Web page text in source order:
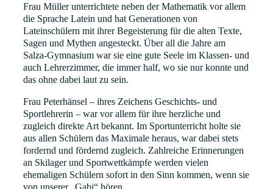
Frau Müller unterrichtete neben der Mathematik vor allem
die Sprache Latein und hat Generationen von
Lateinschülern mit ihrer Begeisterung für die alten Texte,
Sagen und Mythen angesteckt. Über all die Jahre am
Salza-Gymnasium war sie eine gute Seele im Klassen- und
auch Lehrerzimmer, die immer half, wo sie nur konnte und
das ohne dabei laut zu sein.
Frau Peterhänsel – ihres Zeichens Geschichts- und
Sportlehrerin – war vor allem für ihre herzliche und
zugleich direkte Art bekannt. Im Sportunterricht holte sie
aus allen Schülern das Maximale heraus, war dabei stets
fordernd und fördernd zugleich. Zahlreiche Erinnerungen
an Skilager und Sportwettkämpfe werden vielen
ehemaligen Schülern sofort in den Sinn kommen, wenn sie
von unserer „Gabi“ hören.